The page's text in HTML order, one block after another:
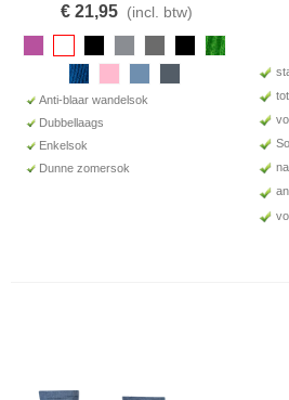
€ 21,95 (incl. btw)
Anti-blaar wandelsok
Dubbellaags
Enkelsok
Dunne zomersok